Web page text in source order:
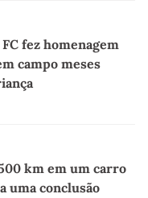
fez homenagem
campo meses
km em um carro
uma conclusão